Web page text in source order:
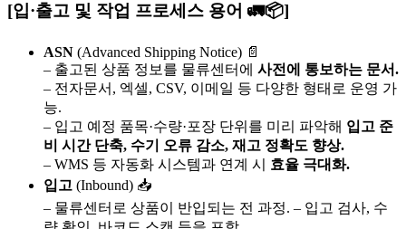
[입·출고 및 작업 프로세스 용어 🚛📦]
ASN (Advanced Shipping Notice) 📄
– 출고된 상품 정보를 물류센터에 사전에 통보하는 문서.
– 전자문서, 엑셀, CSV, 이메일 등 다양한 형태로 운영 가
능.
– 입고 예정 품목·수량·포장 단위를 미리 파악해 입고 준
비 시간 단축, 수기 오류 감소, 재고 정확도 향상.
– WMS 등 자동화 시스템과 연계 시 효율 극대화.
입고 (Inbound) 📥
– 물류센터로 상품이 반입되는 전 과정. – 입고 검사, 수